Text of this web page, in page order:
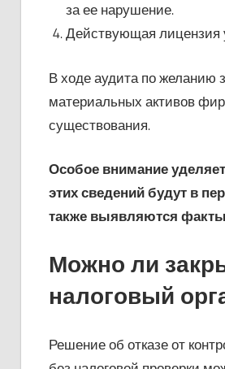
за ее нарушение.
Действующая лицензия
В ходе аудита по желанию
материальных активов
существования.
Особое внимание
этих сведений будут в
также выявляются
Можно ли
налоговый
Решение об отказе от